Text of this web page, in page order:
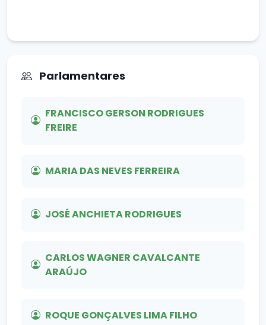
Parlamentares
FRANCISCO GERSON RODRIGUES
FREIRE
MARIA DAS NEVES FERREIRA
JOSÉ ANCHIETA RODRIGUES
CARLOS WAGNER CAVALCANTE
ARAÚJO
ROQUE GONÇALVES LIMA FILHO